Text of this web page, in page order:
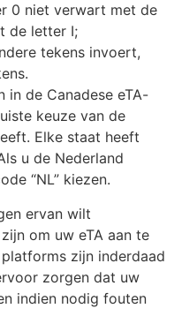
0 niet verwart met de
de letter I;
tekens invoert,
in de Canadese eTA-
keuze van de
Elke staat heeft
u de Nederland
“NL” kiezen.
ervan wilt
om uw eTA aan te
zijn inderdaad
zorgen dat uw
indien nodig fouten